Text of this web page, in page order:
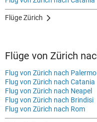
Flüge Zürich
Flüge von Zürich
Flug von Zürich nach Palermo
Flug von Zürich nach Catania
Flug von Zürich nach Neapel
Flug von Zürich nach Brindisi
Flug von Zürich nach Rom